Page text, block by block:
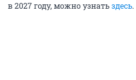
в 2027 году, можно узнатьздесь.